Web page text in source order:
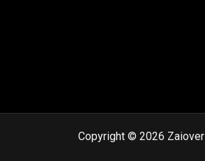
Copyright © 2026 Zaiover